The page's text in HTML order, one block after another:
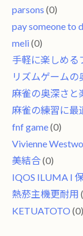
parsons (0)
pay someone to
meli(0)
手軽に楽しめる
リズムゲームの
麻雀の奥深さと
麻雀の練習に最
fnf game(0)
Vivienne
美結合(0)
IQOS ILUMA I
熱菸主機更耐用
KETUATOTO (0)